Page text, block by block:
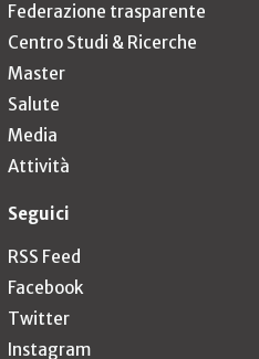
Federazione trasparente
Centro Studi & Ricerche
Master
Salute
Media
Attività
Seguici
RSS Feed
Facebook
Twitter
Instagram